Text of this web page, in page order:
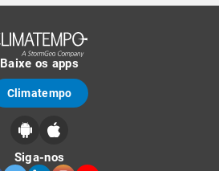
Baixe os apps
Climatempo
Siga-nos